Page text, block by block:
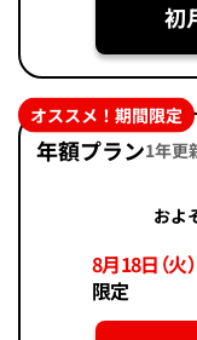
初
年額プラン1年更
およ
8月18日（火
限定
オススメ！期間限定